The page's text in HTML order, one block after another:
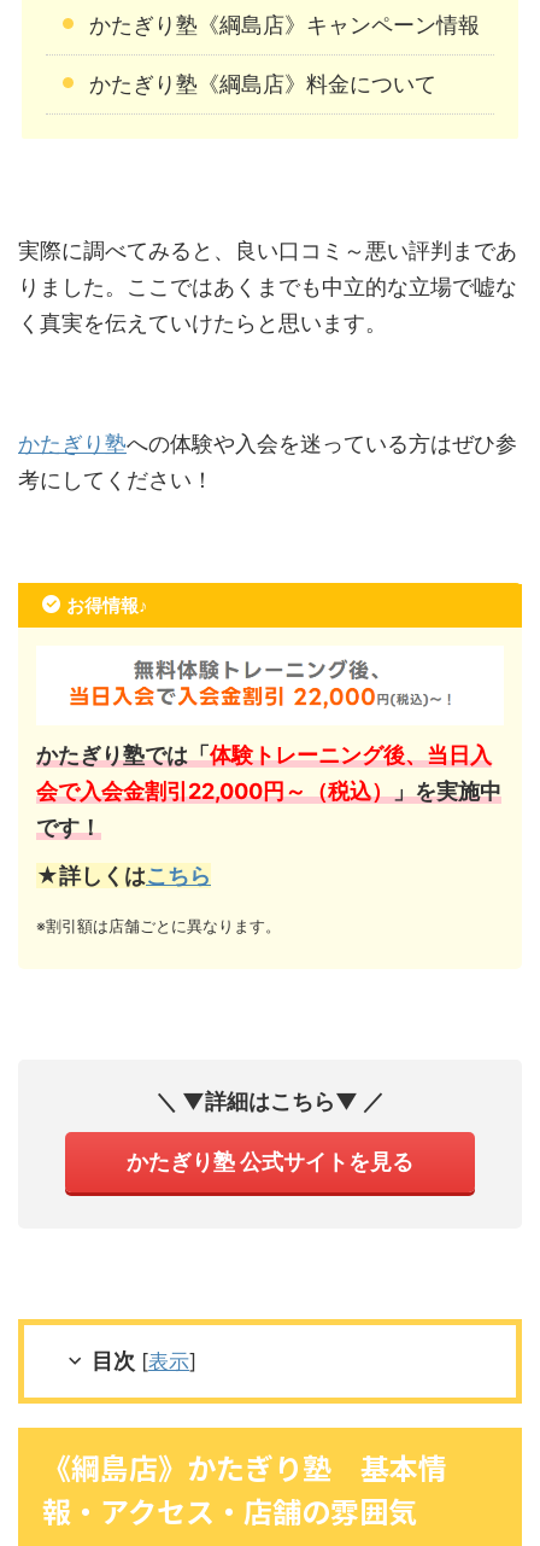
かたぎり塾《綱島店》キャンペーン情報
かたぎり塾《綱島店》料金について
実際に調べてみると、良い口コミ～悪い評判まであ
りました。ここではあくまでも中立的な立場で嘘な
く真実を伝えていけたらと思います。
かたぎり塾への体験や入会を迷っている方はぜひ参
考にしてください！
お得情報♪
かたぎり塾では「体験トレーニング後、当日入
会で入会金割引22,000円～（税込）」を実施中
です！
★詳しくはこちら
※割引額は店舗ごとに異なります。
＼ ▼詳細はこちら▼ ／
かたぎり塾 公式サイトを見る
目次 [表示]
《綱島店》かたぎり塾 基本情
報・アクセス・店舗の雰囲気